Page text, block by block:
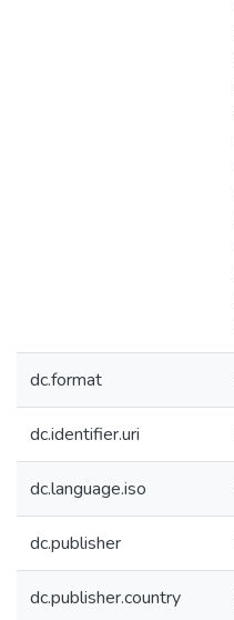
dc.format
dc.identifier.uri
dc.language.iso
dc.publisher
dc.publisher.country